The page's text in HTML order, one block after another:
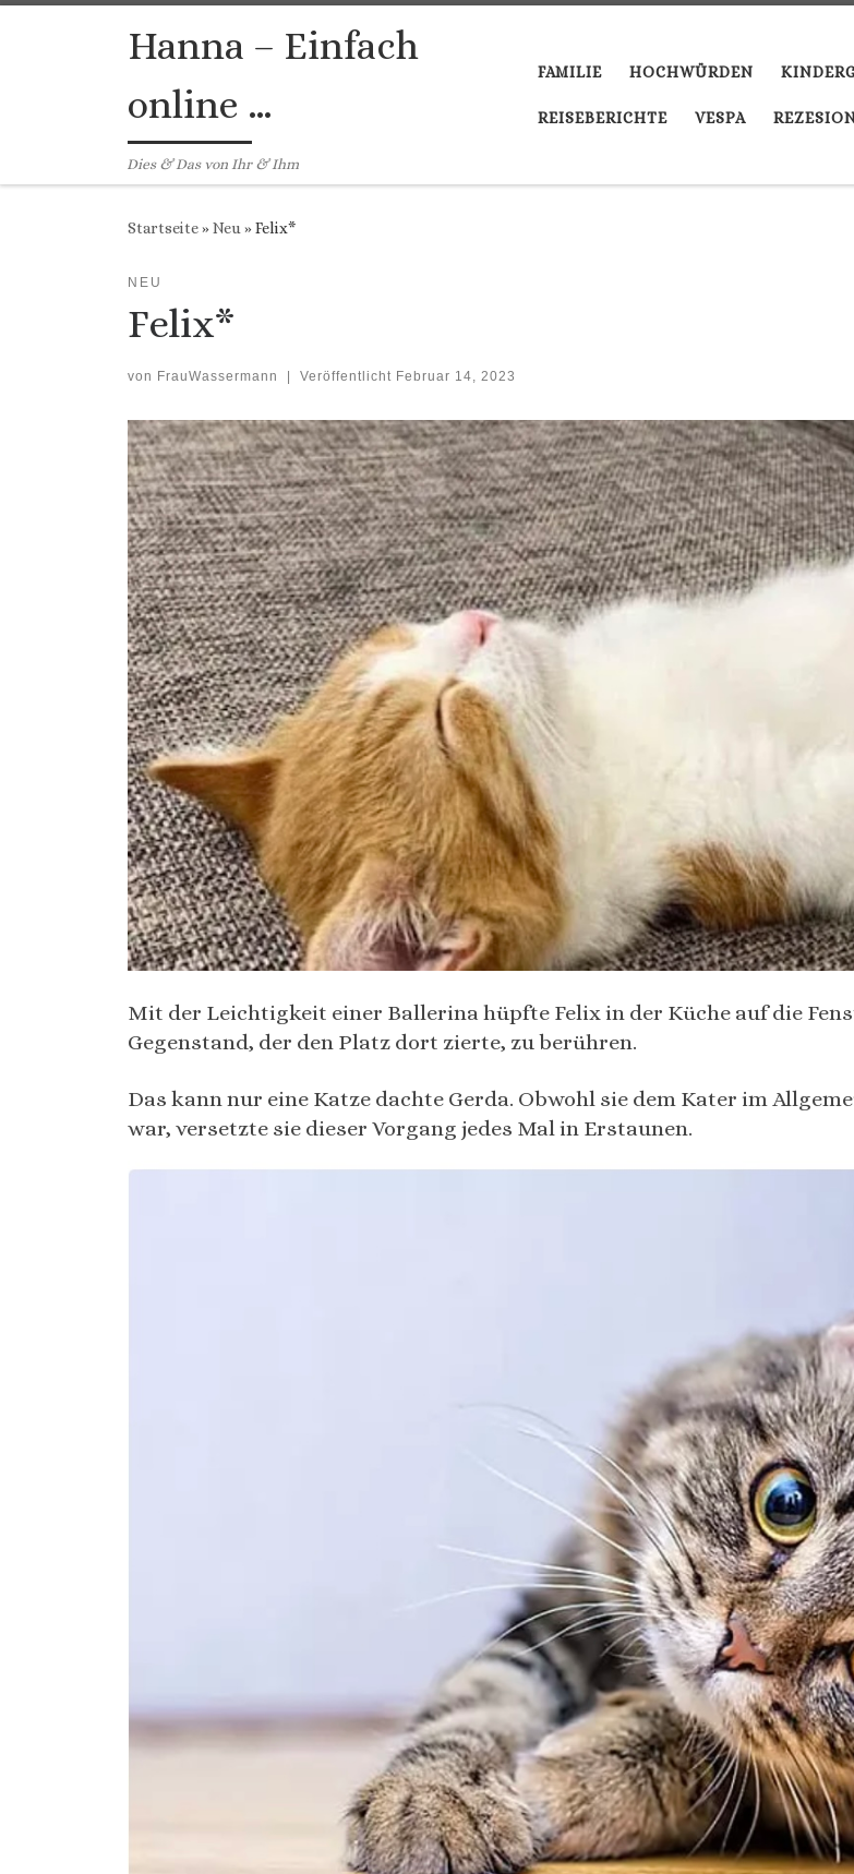
Zum Inhalt springenHanna – Einfach
online …
Dies & Das von Ihr & Ihm
FAMILIE HOCHWÜRDEN
REISEBERICHTE VESPA
Startseite»Neu»Felix*
NEU
Felix*
von FrauWassermann Veröffentlicht Februar 14, 2023
Mit der Leichtigkeit einer Ballerina hüpfte Felix in der Küche auf die
Gegenstand, der den Platz dort zierte, zu berühren.
Das kann nur eine Katze dachte Gerda. Obwohl sie dem Kater im
war, versetzte sie dieser Vorgang jedes Mal in Erstaunen.